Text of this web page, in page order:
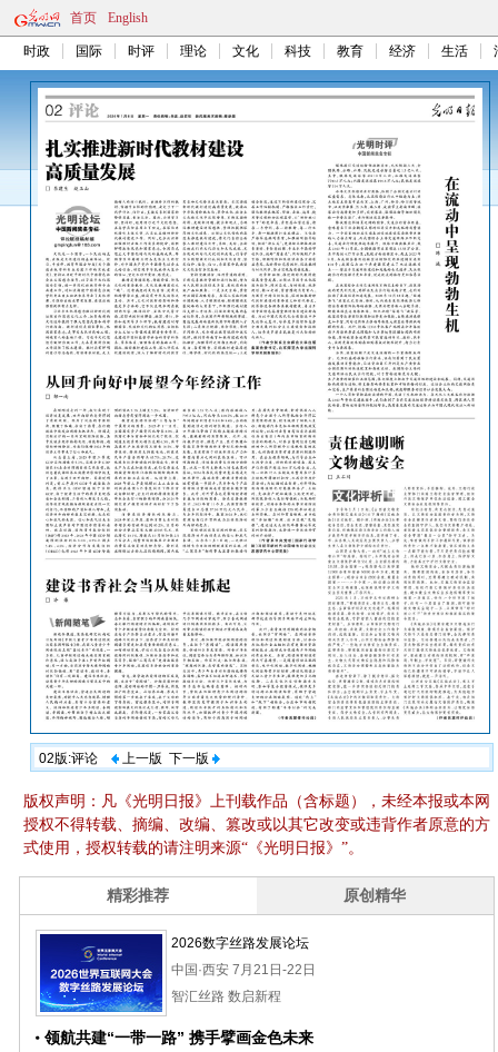
首页 English
时政 国际 时评 理论 文化 科技 教育 经济 生活
02版:评论 上一版 下一版
版权声明：凡《光明日报》上刊载作品（含标题），未经本报或本网
授权不得转载、摘编、改编、篡改或以其它改变或违背作者原意的方
式使用，授权转载的请注明来源“《光明日报》”。